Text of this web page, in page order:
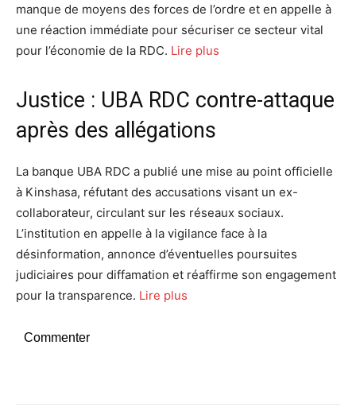
manque de moyens des forces de l’ordre et en appelle à
une réaction immédiate pour sécuriser ce secteur vital
pour l’économie de la RDC. Lire plus
Justice : UBA RDC contre-attaque
après des allégations
La banque UBA RDC a publié une mise au point officielle
à Kinshasa, réfutant des accusations visant un ex-
collaborateur, circulant sur les réseaux sociaux.
L’institution en appelle à la vigilance face à la
désinformation, annonce d’éventuelles poursuites
judiciaires pour diffamation et réaffirme son engagement
pour la transparence. Lire plus
Commenter